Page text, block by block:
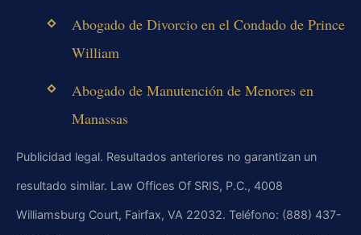
Abogado de Divorcio en el Condado de Prince
William
Abogado de Manutención de Menores en
Manassas
Publicidad legal. Resultados anteriores no garantizan un
resultado similar. Law Offices Of SRIS, P.C., 4008
Williamsburg Court, Fairfax, VA 22032. Teléfono: (888) 437-